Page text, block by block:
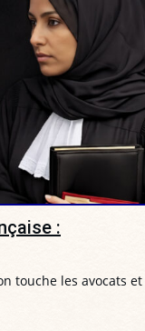
:
touche les avocats et